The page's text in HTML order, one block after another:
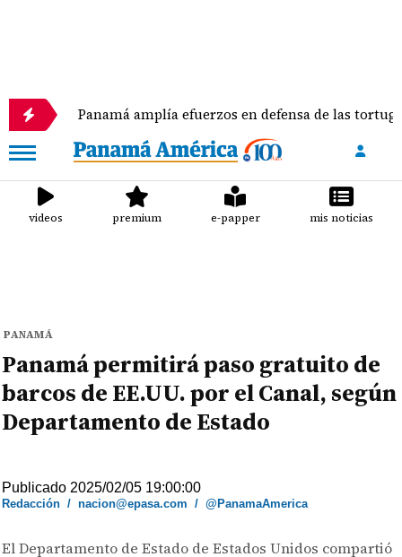
Panamá amplía efuerzos en defensa de las tortugas marinas
videos premium e-papper mis noticias
PANAMÁ
Panamá permitirá paso gratuito de
barcos de EE.UU. por el Canal, según
Departamento de Estado
Publicado 2025/02/05 19:00:00
Redacción /nacion@epasa.com /@PanamaAmerica
El Departamento de Estado de Estados Unidos compartió